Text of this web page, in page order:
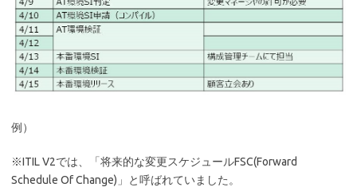
例）
※ITIL V2では、「将来的な変更スケジュールFSC(Forward
Schedule Of Change)」と呼ばれていました。